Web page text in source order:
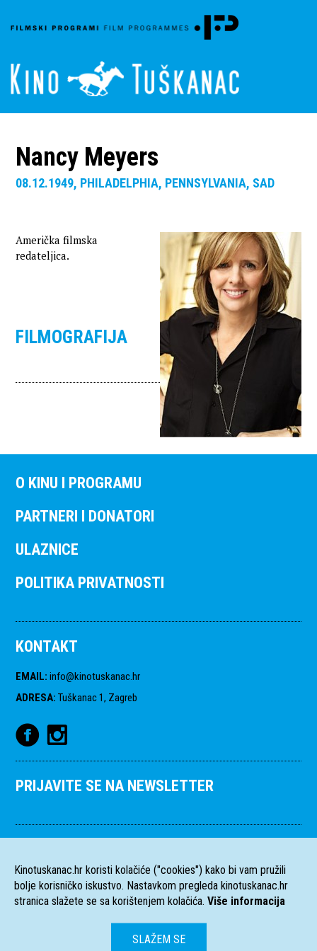
Nancy Meyers
08.12.1949, PHILADELPHIA, PENNSYLVANIA, SAD
Američka filmska
redateljica.
FILMOGRAFIJA
O KINU I PROGRAMU
PARTNERI I DONATORI
ULAZNICE
POLITIKA PRIVATNOSTI
KONTAKT
EMAIL: info@kinotuskanac.hr
ADRESA: Tuškanac 1, Zagreb
PRIJAVITE SE NA NEWSLETTER
Kinotuskanac.hr koristi kolačiće ("cookies") kako bi vam pružili
bolje korisničko iskustvo. Nastavkom pregleda kinotuskanac.hr
stranica slažete se sa korištenjem kolačića. Više informacija
SLAŽEM SE